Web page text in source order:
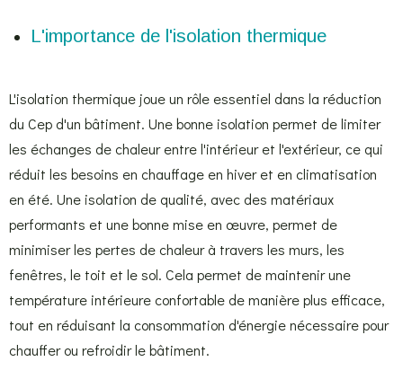
L'importance de l'isolation thermique
L'isolation thermique joue un rôle essentiel dans la réduction
du Cep d'un bâtiment. Une bonne isolation permet de limiter
les échanges de chaleur entre l'intérieur et l'extérieur, ce qui
réduit les besoins en chauffage en hiver et en climatisation
en été. Une isolation de qualité, avec des matériaux
performants et une bonne mise en œuvre, permet de
minimiser les pertes de chaleur à travers les murs, les
fenêtres, le toit et le sol. Cela permet de maintenir une
température intérieure confortable de manière plus efficace,
tout en réduisant la consommation d'énergie nécessaire pour
chauffer ou refroidir le bâtiment.